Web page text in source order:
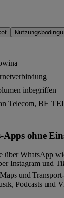
inbegriffen
Telecom, BH
Apps ohne
über WhatsApp
Instagram und
und
Podcasts und